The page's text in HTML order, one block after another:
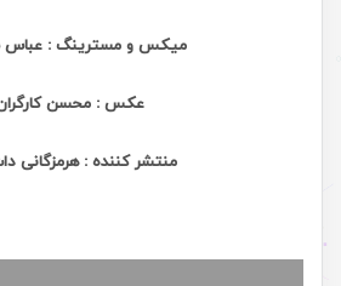
میکس و مسترینگ : عباس
عکس : محسن
منتشر کننده : هرمزگانی